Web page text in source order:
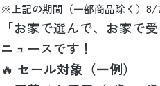
※上記の期間（一部商品除く）
「お家で選んで、お家で
ニュースです！
🔥 セール対象（一例）